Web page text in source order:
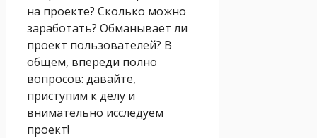
на проекте? Сколько можно
заработать? Обманывает ли
проект пользователей? В
общем, впереди полно
вопросов: давайте,
приступим к делу и
внимательно исследуем
проект!